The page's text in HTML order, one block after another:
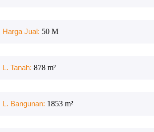
Harga Jual: 50 M
L. Tanah: 878 m²
L. Bangunan: 1853 m²